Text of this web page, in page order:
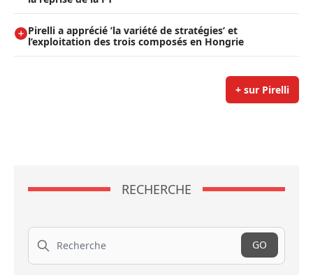
Pirelli a apprécié ’la variété de stratégies’ et
l’exploitation des trois composés en Hongrie
+ sur Pirelli
RECHERCHE
Recherche
GO